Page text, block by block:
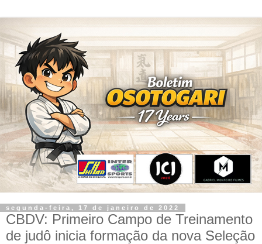
segunda-feira, 17 de janeiro de 2022
CBDV: Primeiro Campo de Treinamento
de judô inicia formação da nova Seleção